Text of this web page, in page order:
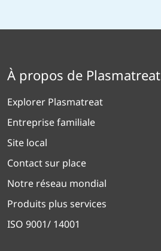
À propos de Plasmatreat
Explorer Plasmatreat
Entreprise familiale
Site local
Contact sur place
Notre réseau mondial
Produits plus services
ISO 9001/ 14001